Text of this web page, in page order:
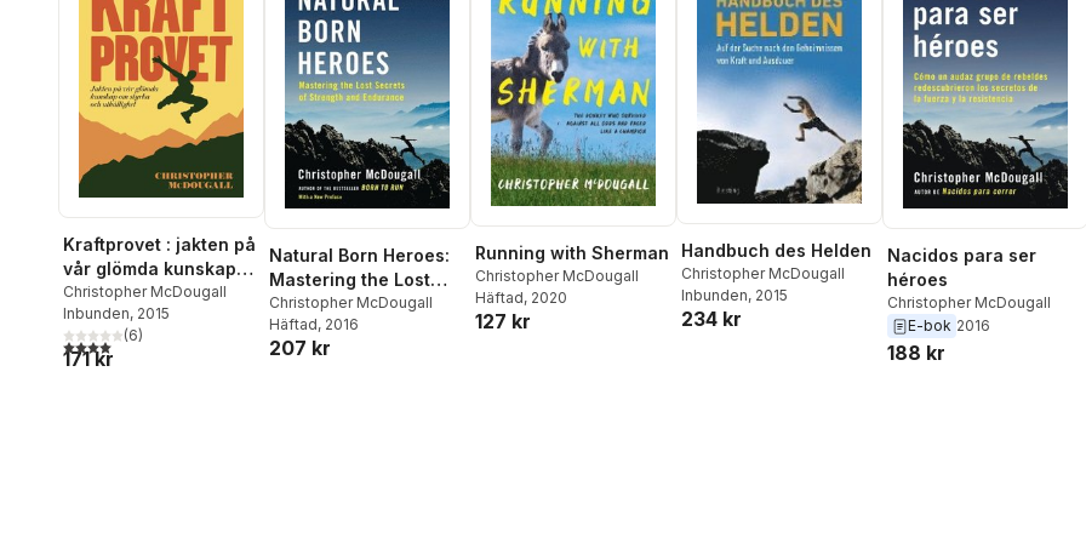
Kraftprovet : jakten på
vår glömda kunskap
om styrka och
uthållighet
Christopher McDougall
Inbunden, 2015
4,0utav 5 stjärnor. Totalt antal röster:
(6)
171 kr
Natural Born Heroes:
Mastering the Lost
Secrets of Strength
and Endurance
Christopher McDougall
Häftad, 2016
207 kr
Running with Sherman
Christopher McDougall
Häftad, 2020
127 kr
Handbuch des Helden
Christopher McDougall
Inbunden, 2015
234 kr
Nacidos para ser
héroes
Christopher McDougall
E-bok 2016
188 kr